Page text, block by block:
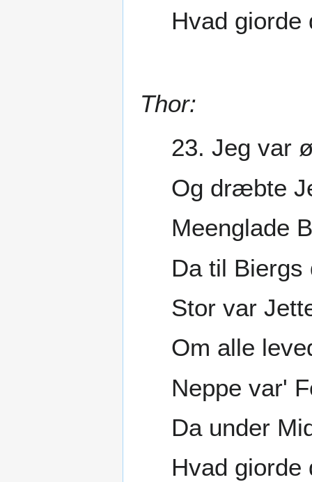
Hvad giorde
Thor:
23. Jeg var
Og dræbte
Meenglade
Da til Biergs
Stor var
Om alle
Neppe var'
Da under
Hvad giorde